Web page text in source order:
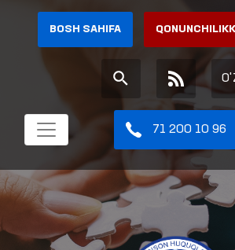
BOSH SAHIFA
71 200 10 96